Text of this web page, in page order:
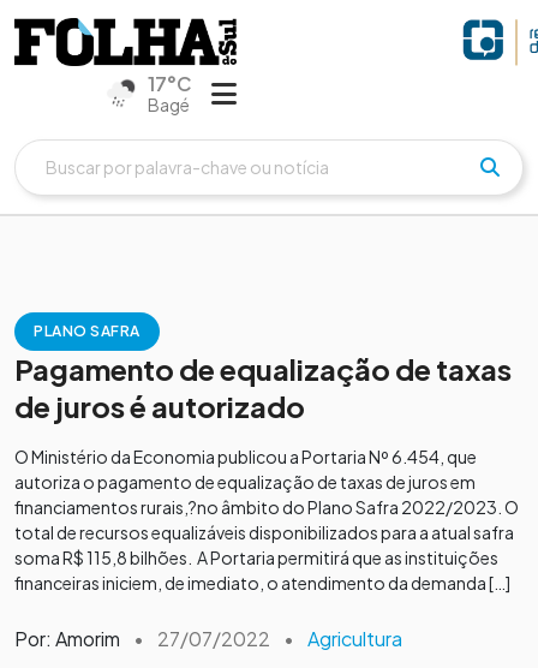
17°C
Bagé
PLANO SAFRA
Pagamento de equalização de taxas
de juros é autorizado
O Ministério da Economia publicou a Portaria Nº 6.454, que
autoriza o pagamento de equalização de taxas de juros em
financiamentos rurais,?no âmbito do Plano Safra 2022/2023. O
total de recursos equalizáveis disponibilizados para a atual safra
soma R$ 115,8 bilhões. A Portaria permitirá que as instituições
financeiras iniciem, de imediato, o atendimento da demanda […]
Por: Amorim • 27/07/2022 • Agricultura